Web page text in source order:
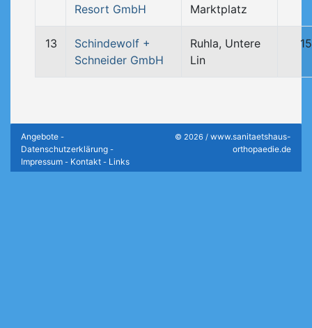
Resort GmbH
Marktplatz
13
Schindewolf +
Schneider GmbH
Ruhla, Untere
Lin
Angebote -
Datenschutzerklärung -
Impressum - Kontakt - Links
© 2026 / www.sanitaetshaus-
orthopaedie.de